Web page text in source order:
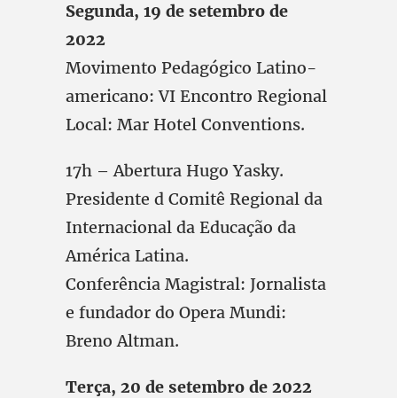
Segunda, 19 de setembro de
2022
Movimento Pedagógico Latino-
americano: VI Encontro Regional
Local: Mar Hotel Conventions.
17h – Abertura Hugo Yasky.
Presidente d Comitê Regional da
Internacional da Educação da
América Latina.
Conferência Magistral: Jornalista
e fundador do Opera Mundi:
Breno Altman.
Terça, 20 de setembro de 2022